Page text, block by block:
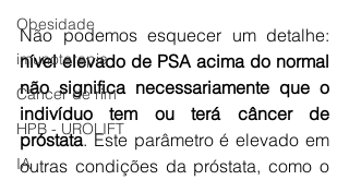
Obesidade
imunoterapia
Câncer de rim
HPB - UROLIFT
IA
nível elevado de PSA acima do normal
não significa necessariamente que o
indivíduo tem ou terá câncer de
próstata. Este parâmetro é elevado em
outras condições da próstata, como o